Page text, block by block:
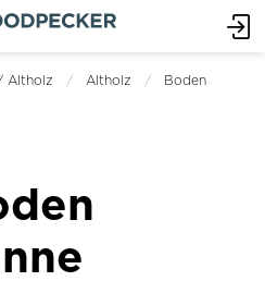
Altholz Altholz Boden